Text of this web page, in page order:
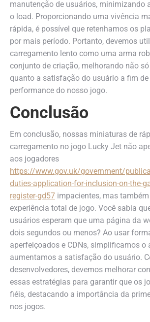
manutenção de usuários, minimizando
o load. Proporcionando uma vivência
rápida, é possível que retenhamos os
por mais período. Portanto, devemos
carregamento lento como uma arma
conjunto de criação, melhorando não
quanto a satisfação do usuário a fim de
performance do nosso jogo.
Conclusão
Em conclusão, nossas miniaturas de
carregamento no jogo Lucky Jet não
aos jogadores
https://www.gov.uk/government/
duties-application-for-inclusion-on-the-
register-gd57 impacientes, mas
experiência total de jogo. Você sabia
usuários esperam que uma página da
dois segundos ou menos? Ao usar
aperfeiçoados e CDNs, simplificamos o
aumentamos a satisfação do usuário.
desenvolvedores, devemos melhorar
essas estratégias para garantir que os
fiéis, destacando a importância da
nos jogos.